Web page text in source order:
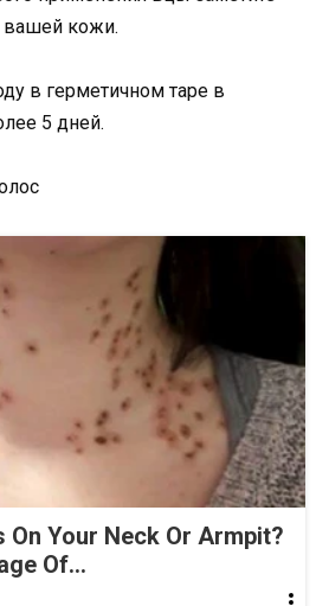
вашей кожи.
в герметичном таре в
5 дней.
On Your Neck Or Armpit?
Of...